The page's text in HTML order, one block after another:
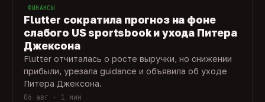
ФИНАНСЫ
Flutter сократила прогноз на фоне
слабого US sportsbook и ухода Питера
Джексона
Flutter отчиталась о росте выручки, но снижении
прибыли, урезала guidance и объявила об уходе
Питера Джексона.
06 авг · 1 мин